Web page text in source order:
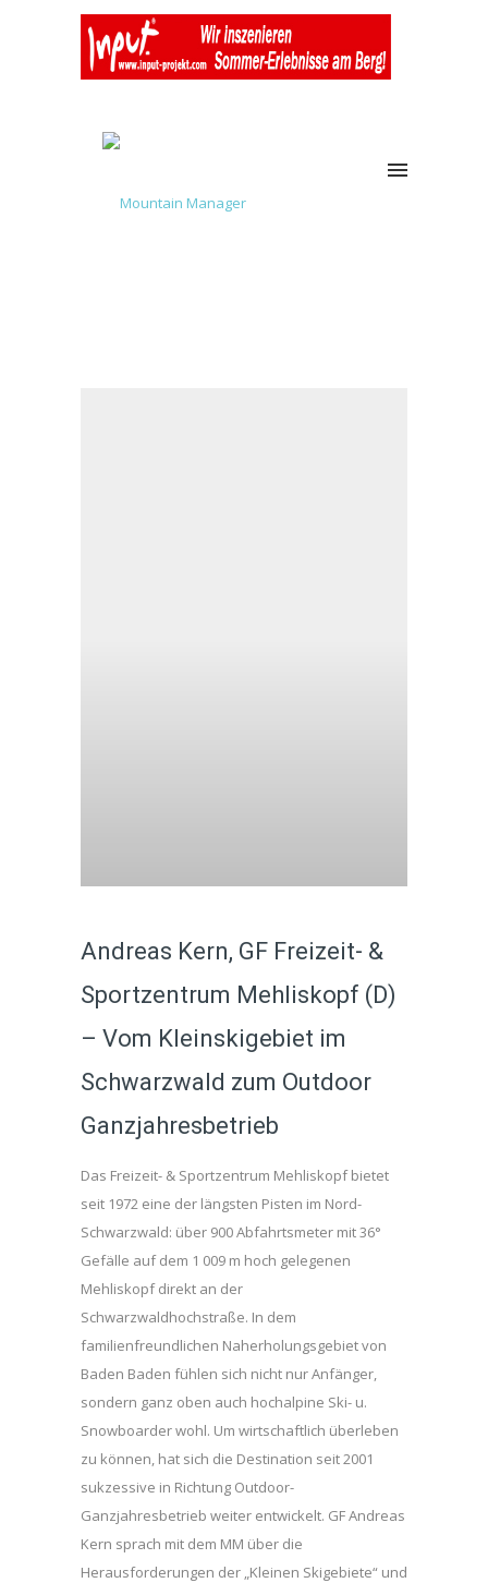
Andreas Kern, GF Freizeit- &
Sportzentrum Mehliskopf (D)
– Vom Kleinskigebiet im
Schwarzwald zum Outdoor
Ganzjahresbetrieb
Das Freizeit- & Sportzentrum Mehliskopf bietet
seit 1972 eine der längsten Pisten im Nord-
Schwarzwald: über 900 Abfahrtsmeter mit 36°
Gefälle auf dem 1 009 m hoch gelegenen
Mehliskopf direkt an der
Schwarzwaldhochstraße. In dem
familienfreundlichen Naherholungsgebiet von
Baden Baden fühlen sich nicht nur Anfänger,
sondern ganz oben auch hochalpine Ski- u.
Snowboarder wohl. Um wirtschaftlich überleben
zu können, hat sich die Destination seit 2001
sukzessive in Richtung Outdoor-
Ganzjahresbetrieb weiter entwickelt. GF Andreas
Kern sprach mit dem MM über die
Herausforderungen der „Kleinen Skigebiete“ und